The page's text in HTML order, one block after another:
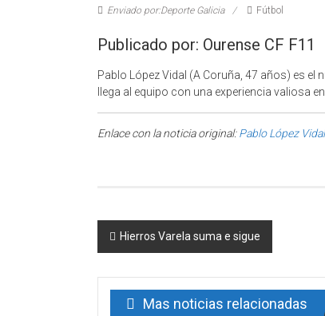
Enviado por:Deporte Galicia Fútbol
Publicado por: Ourense CF F11
Pablo López Vidal (A Coruña, 47 años) es el
llega al equipo con una experiencia valiosa
Enlace con la noticia original:Pablo López
Post navigation
Hierros Varela suma e sigue
Mas noticias relacionadas